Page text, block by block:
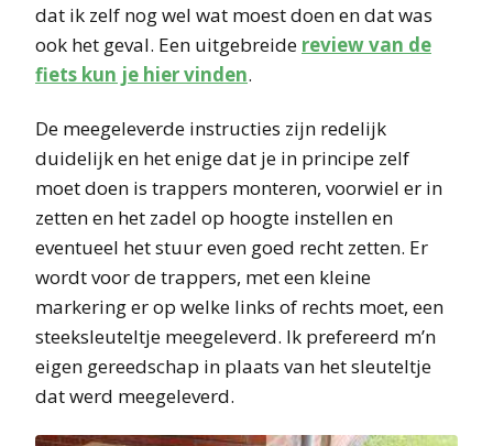
dat ik zelf nog wel wat moest doen en dat was
ook het geval. Een uitgebreide review van de
fiets kun je hier vinden.
De meegeleverde instructies zijn redelijk
duidelijk en het enige dat je in principe zelf
moet doen is trappers monteren, voorwiel er in
zetten en het zadel op hoogte instellen en
eventueel het stuur even goed recht zetten. Er
wordt voor de trappers, met een kleine
markering er op welke links of rechts moet, een
steeksleuteltje meegeleverd. Ik prefereerd m’n
eigen gereedschap in plaats van het sleuteltje
dat werd meegeleverd.